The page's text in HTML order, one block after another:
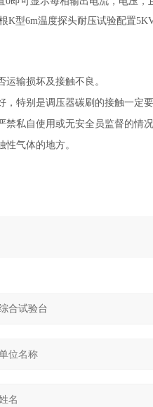
K型6m温度探头耐压试验配置
输损坏及接触不良。
特别是调压器碳刷的接触一定要
禁私自使用或无安全员监督的情
气体的地方。